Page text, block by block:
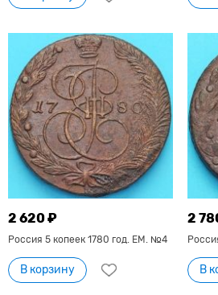
2 620 ₽
Россия 5 копеек 1780 год. ЕМ. №4
В корзину
2
В